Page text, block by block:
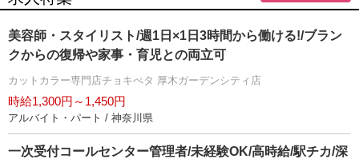
美容師・スタイリスト/週1日×1日3時間から働ける!/ブラン
クからの復帰や家事・育児との両立可
カットカラー専門店チョキぺタ 厚木ガーデンシティ店
時給1,300円～1,450円
アルバイト・パート / 神奈川県
一次受付コールセンター管理者/未経験OK/高時給/駅チカ/深